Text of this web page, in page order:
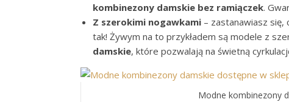
kombinezony damskie bez ramiączek.
Z szerokimi nogawkami – zastanawiasz się,
tak! Żywym na to przykładem są modele z
damskie, które pozwalają na świetną
Modne kombinezony